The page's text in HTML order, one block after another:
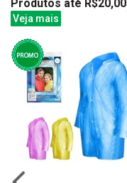
Produtos até R$20,00
Veja mais